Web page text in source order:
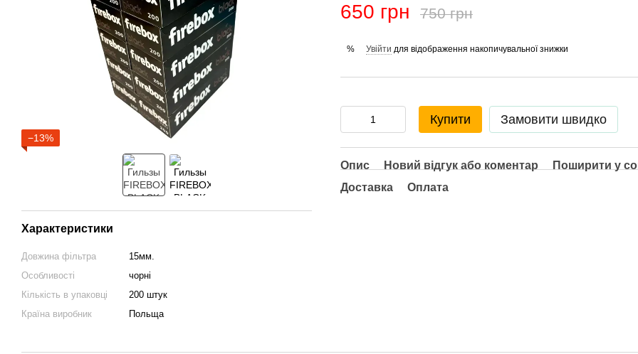
−13%
Характеристики
Довжина фільтра
15мм.
Особливості
чорні
Кількість в упаковці
200 штук
Країна виробник
Польща
650 грн 750 грн
% Увійти для відображення накопичувальної знижки
Купити Замовити швидко
Опис Новий відгук або коментар
Поширити у
Доставка
Оплата